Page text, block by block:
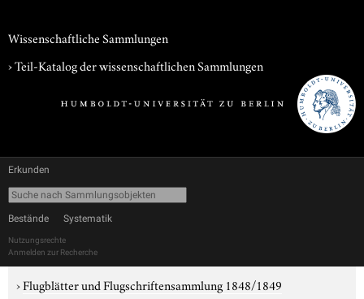
Wissenschaftliche Sammlungen
› Teil-Katalog der wissenschaftlichen Sammlungen
Erkunden
Bestände Systematik
Nutzungsrechte
Anmelden zur Recherche
›Flugblätter und Flugschriftensammlung 1848/1849